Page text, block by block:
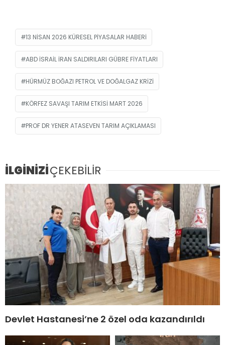
13 NISAN 2026 KÜRESEL PIYASALAR HABERI
ABD ISRAIL IRAN SALDIRILARI GÜBRE FIYATLARI
HÜRMÜZ BOĞAZI PETROL VE DOĞALGAZ KRIZI
KÖRFEZ SAVAŞI TARIM ETKISI MART 2026
PROF DR YENER ATASEVEN TARIM AÇIKLAMASI
İLGİNİZİÇEKEBİLİR
Devlet Hastanesi’ne 2 özel oda kazandırıldı